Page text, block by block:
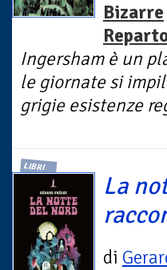
Bizarre
Ingersham è un
le giornate si
grigie esistenze
LIBRI
La
di